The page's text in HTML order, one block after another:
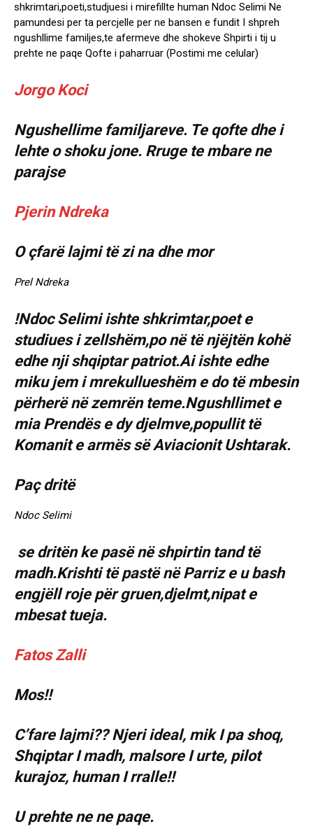
shkrimtari,poeti,studjuesi i mirefillte human Ndoc Selimi Ne
pamundesi per ta percjelle per ne bansen e fundit I shpreh
ngushllime familjes,te afermeve dhe shokeve Shpirti i tij u
prehte ne paqe Qofte i paharruar (Postimi me celular)
Jorgo Koci
Ngushellime familjareve. Te qofte dhe i
lehte o shoku jone. Rruge te mbare ne
parajse
Pjerin Ndreka
O çfarë lajmi të zi na dhe mor
Prel Ndreka
!Ndoc Selimi ishte shkrimtar,poet e
studiues i zellshëm,po në të njëjtën kohë
edhe nji shqiptar patriot.Ai ishte edhe
miku jem i mrekullueshëm e do të mbesin
përherë në zemrën teme.Ngushllimet e
mia Prendës e dy djelmve,popullit të
Komanit e armës së Aviacionit Ushtarak.
Paç dritë
Ndoc Selimi
se dritën ke pasë në shpirtin tand të
madh.Krishti të pastë në Parriz e u bash
engjëll roje për gruen,djelmt,nipat e
mbesat tueja.
Fatos Zalli
Mos!!
C’fare lajmi?? Njeri ideal, mik I pa shoq,
Shqiptar I madh, malsore I urte, pilot
kurajoz, human I rralle!!
U prehte ne ne paqe.